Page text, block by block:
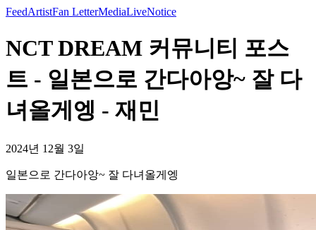
FeedArtistFan LetterMediaLiveNotice
NCT DREAM 커뮤니티 포스
트 - 일본으로 간다아앙~ 잘 다
녀올게엥 - 재민
2024년 12월 3일
일본으로 간다아앙~ 잘 다녀올게엥